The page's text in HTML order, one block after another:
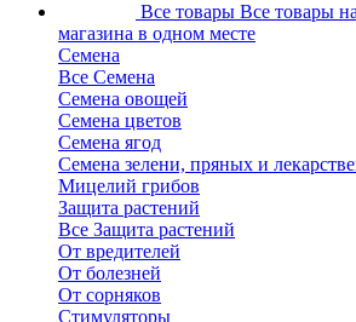
Все товары Все товары
магазина в одном месте
Семена
Все Семена
Семена овощей
Семена цветов
Семена ягод
Семена зелени, пряных и
Мицелий грибов
Защита растений
Все Защита растений
От вредителей
От болезней
От сорняков
Стимуляторы